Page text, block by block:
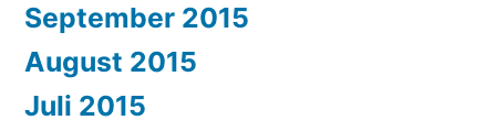
September 2015
August 2015
Juli 2015